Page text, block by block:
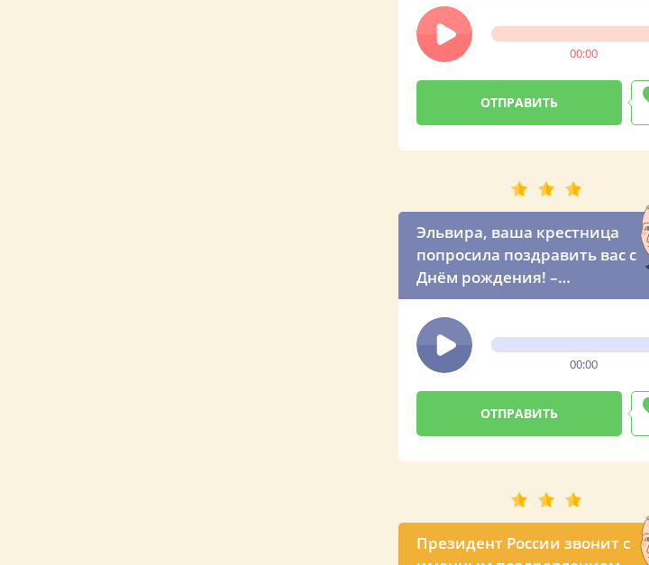
телефону
00:00
Эльвира, ваша крестница
попросила поздравить вас с
Днём рождения! –
Владимир Владимирович
звонит вашей крёстной
маме по телефону
00:00
Президент России звонит с